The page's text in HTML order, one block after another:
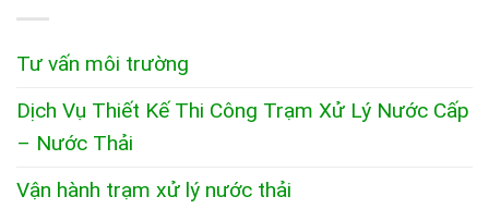
Tư vấn môi trường
Dịch Vụ Thiết Kế Thi Công Trạm Xử Lý Nước Cấp
– Nước Thải
Vận hành trạm xử lý nước thải